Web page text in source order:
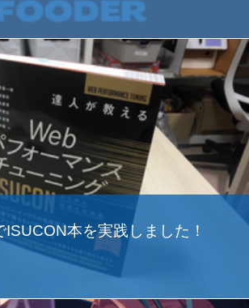
本を実践しました！